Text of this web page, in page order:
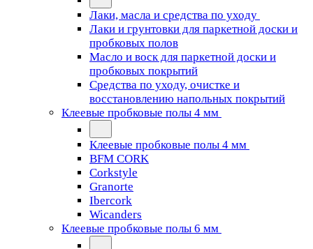
Лаки, масла и средства по уходу
Лаки и грунтовки для паркетной доски и
пробковых полов
Масло и воск для паркетной доски и
пробковых покрытий
Средства по уходу, очистке и
восстановлению напольных покрытий
Клеевые пробковые полы 4 мм
Клеевые пробковые полы 4 мм
BFM CORK
Corkstyle
Granorte
Ibercork
Wicanders
Клеевые пробковые полы 6 мм